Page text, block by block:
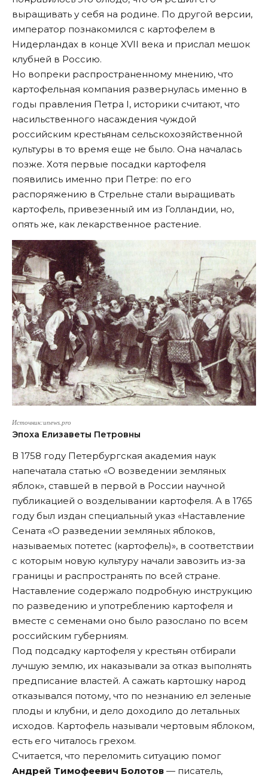
выращивать у себя на родине. По другой версии,
император познакомился с картофелем в
Нидерландах в конце XVII века и прислал мешок
клубней в Россию.
Но вопреки распространенному мнению, что
картофельная компания развернулась именно в
годы правления Петра I, историки считают, что
насильственного насаждения чуждой
российским крестьянам сельскохозяйственной
культуры в то время еще не было. Она началась
позже. Хотя первые посадки картофеля
появились именно при Петре: по его
распоряжению в Стрельне стали выращивать
картофель, привезенный им из Голландии, но,
опять же, как лекарственное растение.
Источник:unews.pro
Эпоха Елизаветы Петровны
В 1758 году Петербургская академия наук
напечатала статью «О возведении земляных
яблок», ставшей в первой в России научной
публикацией о возделывании картофеля. А в 1765
году был издан специальный указ «Наставление
Сената «О разведении земляных яблоков,
называемых потетес (картофель)», в соответствии
с которым новую культуру начали завозить из-за
границы и распространять по всей стране.
Наставление содержало подробную инструкцию
по разведению и употреблению картофеля и
вместе с семенами оно было разослано по всем
российским губерниям.
Под подсадку картофеля у крестьян отбирали
лучшую землю, их наказывали за отказ выполнять
предписание властей. А сажать картошку народ
отказывался потому, что по незнанию ел зеленые
плоды и клубни, и дело доходило до летальных
исходов. Картофель называли чертовым яблоком,
есть его читалось грехом.
Считается, что переломить ситуацию помог
Андрей Тимофеевич Болотов — писатель,